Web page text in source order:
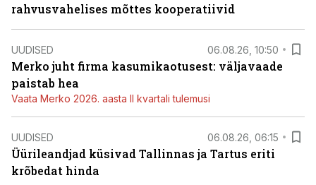
rahvusvahelises mõttes kooperatiivid
UUDISED 06.08.26, 10:50
Merko juht firma kasumikaotusest: väljavaade
paistab hea
Vaata Merko 2026. aasta II kvartali tulemusi
UUDISED 06.08.26, 06:15
Üürileandjad küsivad Tallinnas ja Tartus eriti
krõbedat hinda